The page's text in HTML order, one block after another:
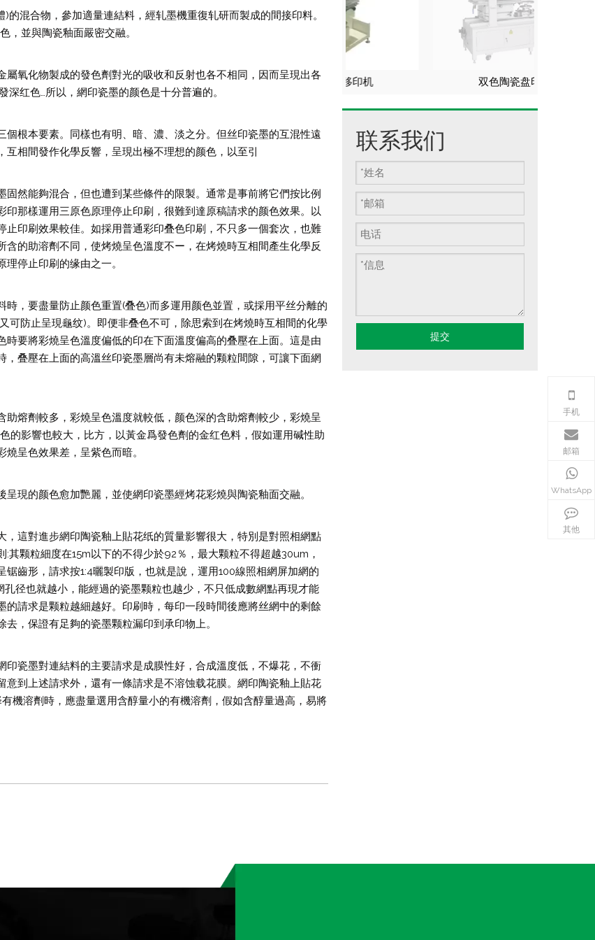
混合物，參加適量連結料，經轧墨機重復轧研而製成的間接印料。
並與陶瓷釉面嚴密交融。
氧化物製成的發色劑對光的吸收和反射也各不相同，因而呈現出各
红色…所以，網印瓷墨的颜色是十分普遍的。
根本要素。同樣也有明、暗、濃、淡之分。但丝印瓷墨的互混性遠
相間發作化學反響，呈現出極不理想的颜色，以至引
然能夠混合，但也遭到某些條件的限製。通常是事前將它們按比例
那樣運用三原色原理停止印刷，很難到達原稿請求的颜色效果。以
印刷效果較佳。如採用普通彩印叠色印刷，不只多一個套次，也難
的助溶劑不同，使烤燒呈色溫度不ー，在烤燒時互相間產生化學反
停止印刷的缘由之一。
，要盡量防止颜色重置(叠色)而多運用颜色並置，或採用平丝分離的
可防止呈現龜纹)。即便非叠色不可，除思索到在烤燒時互相間的化學
要將彩燒呈色溫度偏低的印在下面溫度偏高的叠壓在上面。這是由
叠壓在上面的高溫丝印瓷墨層尚有未熔融的颗粒間隙，可讓下面網
熔劑較多，彩燒呈色溫度就較低，颜色深的含助熔劑較少，彩燒呈
的影響也較大，比方，以黃金爲發色劑的金红色料，假如運用碱性助
呈色效果差，呈紫色而暗。
現的颜色愈加艷麗，並使網印瓷墨經烤花彩燒與陶瓷釉面交融。
這對進步網印陶瓷釉上貼花纸的質量影響很大，特別是對照相網點
颗粒細度在15m以下的不得少於92％，最大颗粒不得超越30um，
齒形，請求按1:4曬製印版，也就是說，運用100線照相網屏加網的
径也就越小，能經過的瓷墨颗粒也越少，不只低成數網點再現才能
請求是颗粒越細越好。印刷時，每印一段時間後應將丝網中的剩餘
，保證有足夠的瓷墨颗粒漏印到承印物上。
瓷墨對連結料的主要請求是成膜性好，合成溫度低，不爆花，不衝
到上述請求外，還有一條請求是不溶蚀载花膜。網印陶瓷釉上貼花
機溶劑時，應盡量選用含醇量小的有機溶劑，假如含醇量過高，易將
全电动伺服移印机 双色陶瓷盘印花机
联系我们
提交
手机
邮箱
WhatsApp
其他